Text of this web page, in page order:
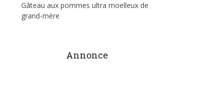
Gâteau aux pommes ultra moelleux de
grand-mère
Annonce